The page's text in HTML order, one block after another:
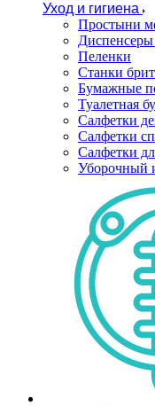
Уход и гигиена
Простыни
Пеленки
Станки
Бумажные
Туалетная
Салфетки
Салфетки
Салфетки
Уборочный